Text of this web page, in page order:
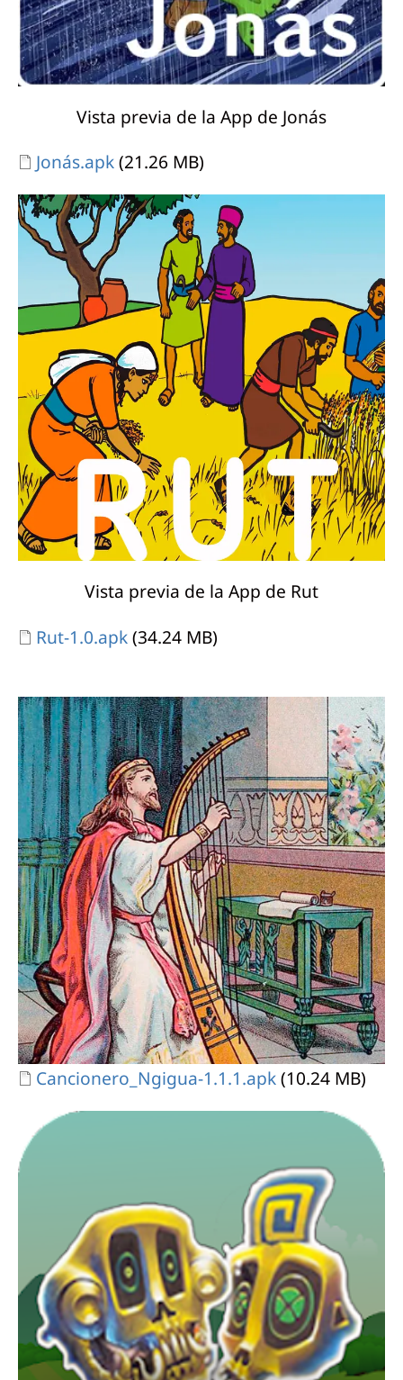
Vista previa de la App de Jonás
Document
Jonás.apk(21.26 MB)
Vista previa de la App de Rut
Document
Rut-1.0.apk(34.24 MB)
Document
Cancionero_Ngigua-1.1.1.apk(10.24 MB)